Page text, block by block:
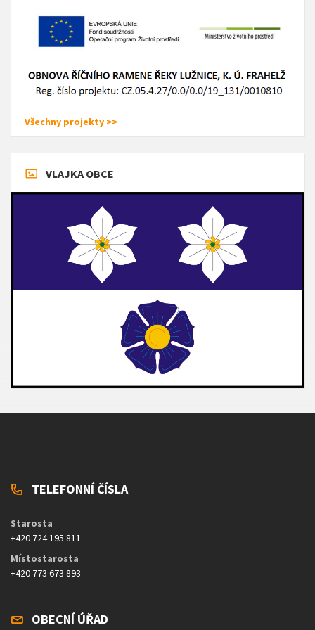
Všechny projekty >>
VLAJKA OBCE
TELEFONNÍ ČÍSLA
Starosta
+420 724 195 811
Místostarosta
+420 773 673 893
OBECNÍ ÚŘAD